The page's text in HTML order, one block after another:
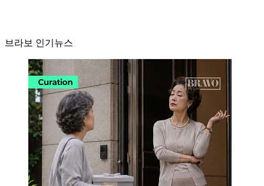
브라보 인기뉴스